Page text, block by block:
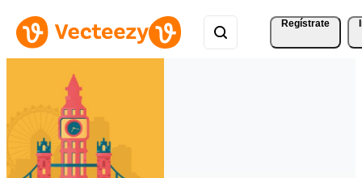
Regístrate